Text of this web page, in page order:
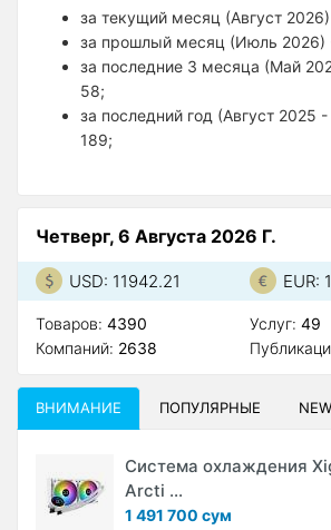
за текущий месяц (Август
за прошлый месяц (Июль 2026)
за последние 3 месяца (Май
58;
за последний год (Август 2025
189;
Четверг, 6 Августа 2026 Г.
USD: 11942.21 EUR:
Товаров: 4390
Компаний: 2638
Услуг: 49
ВНИМАНИЕ ПОПУЛЯРНЫЕ NEW
Система охлаждения
Arcti ...
1 491 700 сум